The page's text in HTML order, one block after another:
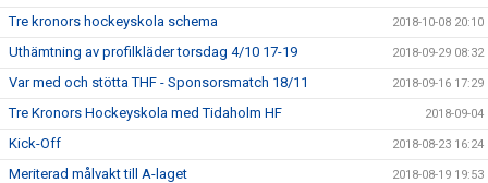
Tre kronors hockeyskola schema 2018-10-08 20:10
Uthämtning av profilkläder torsdag 4/10 17-19 2018-09-29 08:32
Var med och stötta THF - Sponsorsmatch 18/11 2018-09-16 17:29
Tre Kronors Hockeyskola med Tidaholm HF 2018-09-04
Kick-Off 2018-08-23 16:24
Meriterad målvakt till A-laget 2018-08-19 19:53